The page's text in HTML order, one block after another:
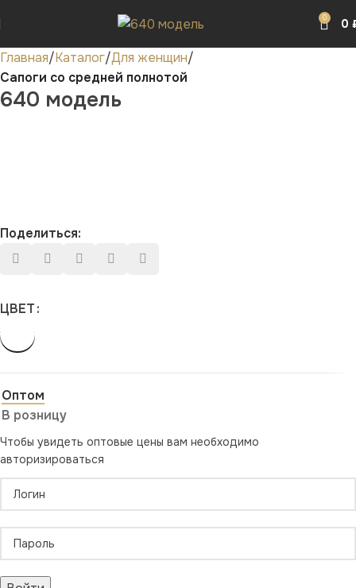
0 0
Главная Каталог Для женщин
Сапоги со средней полнотой
640 модель
Поделиться:
ЦВЕТ
Оптом
В розницу
Чтобы увидеть оптовые цены вам необходимо
авторизироваться